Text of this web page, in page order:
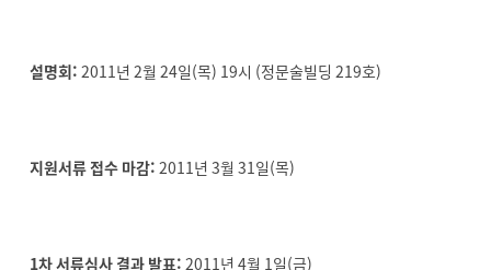
설명회: 2011년 2월 24일(목) 19시 (정문술빌딩 219호)
지원서류 접수 마감: 2011년 3월 31일(목)
1차 서류심사 결과 발표: 2011년 4월 1일(금)